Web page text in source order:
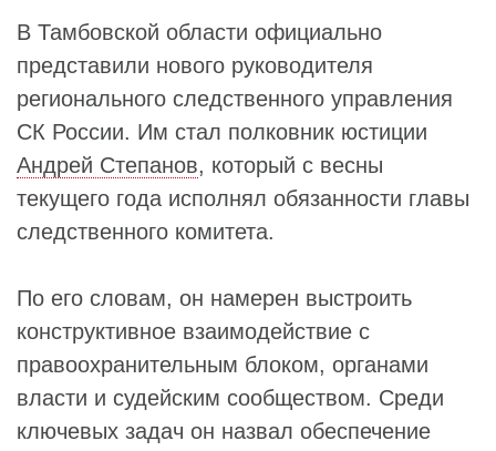
В Тамбовской области официально
представили нового руководителя
регионального следственного управления
СК России. Им стал полковник юстиции
Андрей Степанов, который с весны
текущего года исполнял обязанности главы
следственного комитета.
По его словам, он намерен выстроить
конструктивное взаимодействие с
правоохранительным блоком, органами
власти и судейским сообществом. Среди
ключевых задач он назвал обеспечение